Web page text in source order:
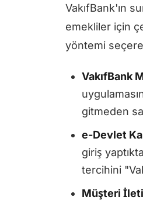
VakıfBank'ın
emekliler için
yöntemi
VakıfBank
gitmeden
e-Devlet
giriş
tercihini
Müşteri